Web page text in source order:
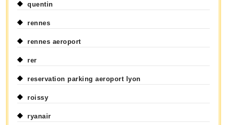
quentin
rennes
rennes aeroport
rer
reservation parking aeroport lyon
roissy
ryanair